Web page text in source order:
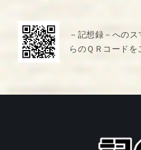
－記想録－への
らのＱＲコードを